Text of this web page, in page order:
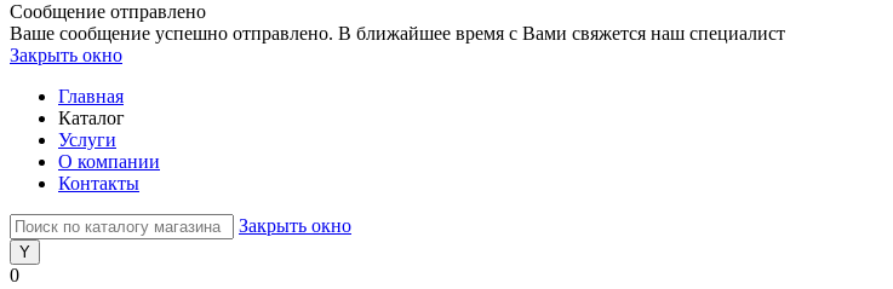
Сообщение отправлено
Ваше сообщение успешно отправлено. В ближайшее время с Вами свяжется наш специалист
Закрыть окно
Главная
Каталог
Услуги
О компании
Контакты
Закрыть окно
0